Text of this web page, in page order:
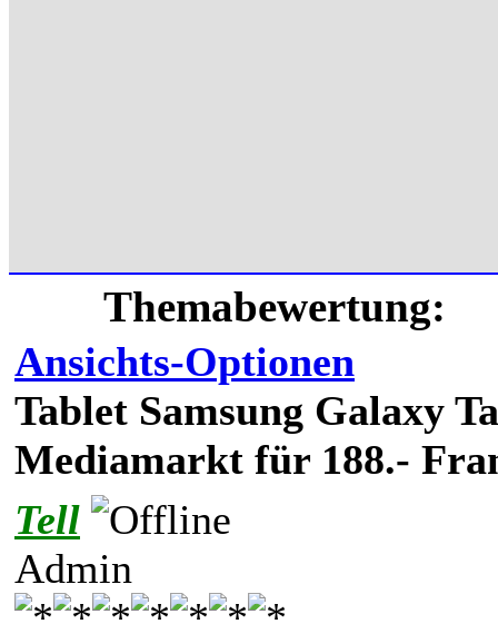
Themabewertung:
Ansichts-Optionen
Tablet Samsung Galaxy
Mediamarkt für 188.-
Tell
Admin